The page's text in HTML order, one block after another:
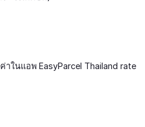
าในแอพ EasyParcel Thailand rate